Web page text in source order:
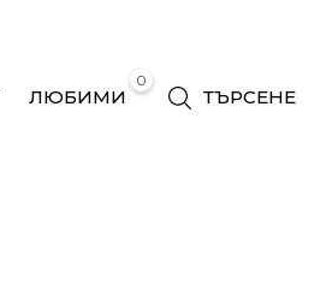
0
ЛЮБИМИ ТЪРСЕНЕ